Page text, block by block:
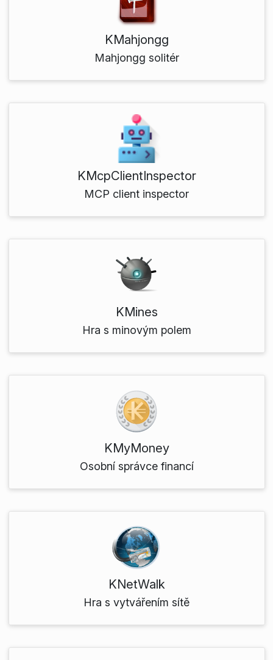
KMahjongg
Mahjongg solitér
KMcpClientInspector
MCP client inspector
KMines
Hra s minovým polem
KMyMoney
Osobní správce financí
KNetWalk
Hra s vytvářením sítě